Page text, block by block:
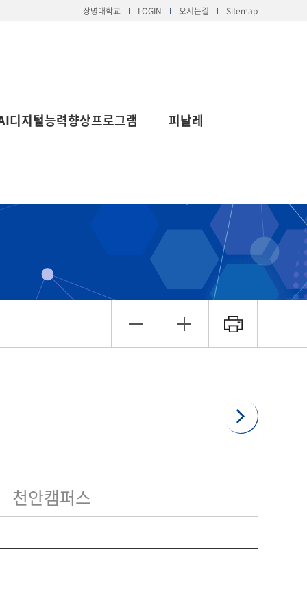
상명대학교 LOGIN 오시는길 Sitemap
디지털능력향상프로그램 피날레
천안캠퍼스